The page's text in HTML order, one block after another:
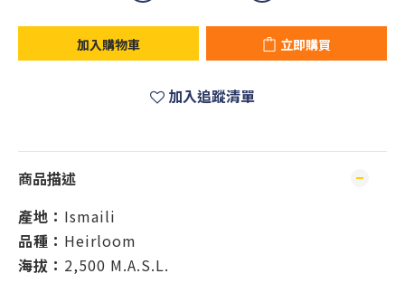
加入購物車 立即購買
加入追蹤清單
商品描述
產地： Ismaili
品種： Heirloom
海拔： 2,500 M.A.S.L.